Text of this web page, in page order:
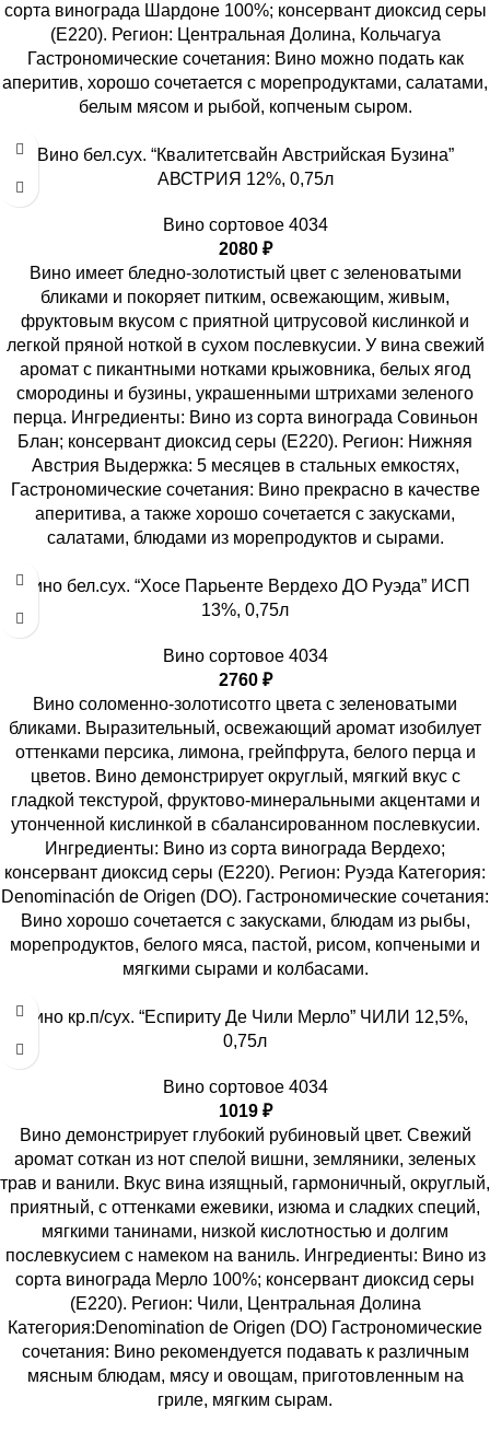
сорта винограда Шардоне 100%; консервант диоксид серы
(Е220). Регион: Центральная Долина, Кольчагуа
Гастрономические сочетания: Вино можно подать как
аперитив, хорошо сочетается с морепродуктами, салатами,
белым мясом и рыбой, копченым сыром.
Вино бел.сух. “Квалитетсвайн Австрийская Бузина”
АВСТРИЯ 12%, 0,75л
Вино сортовое 4034
2080 ₽
Вино имеет бледно-золотистый цвет с зеленоватыми
бликами и покоряет питким, освежающим, живым,
фруктовым вкусом с приятной цитрусовой кислинкой и
легкой пряной ноткой в сухом послевкусии. У вина свежий
аромат с пикантными нотками крыжовника, белых ягод
смородины и бузины, украшенными штрихами зеленого
перца. Ингредиенты: Вино из сорта винограда Совиньон
Блан; консервант диоксид серы (Е220). Регион: Нижняя
Австрия Выдержка: 5 месяцев в стальных емкостях,
Гастрономические сочетания: Вино прекрасно в качестве
аперитива, а также хорошо сочетается с закусками,
салатами, блюдами из морепродуктов и сырами.
Вино бел.сух. “Хосе Парьенте Вердехо ДО Руэда” ИСП
13%, 0,75л
Вино сортовое 4034
2760 ₽
Вино соломенно-золотисотго цвета с зеленоватыми
бликами. Выразительный, освежающий аромат изобилует
оттенками персика, лимона, грейпфрута, белого перца и
цветов. Вино демонстрирует округлый, мягкий вкус с
гладкой текстурой, фруктово-минеральными акцентами и
утонченной кислинкой в сбалансированном послевкусии.
Ингредиенты: Вино из сорта винограда Вердехо;
консервант диоксид серы (Е220). Регион: Руэда Категория:
Denominación de Origen (DO). Гастрономические сочетания:
Вино хорошо сочетается с закусками, блюдам из рыбы,
морепродуктов, белого мяса, пастой, рисом, копчеными и
мягкими сырами и колбасами.
Вино кр.п/сух. “Еспириту Де Чили Мерло” ЧИЛИ 12,5%,
0,75л
Вино сортовое 4034
1019 ₽
Вино демонстрирует глубокий рубиновый цвет. Свежий
аромат соткан из нот спелой вишни, земляники, зеленых
трав и ванили. Вкус вина изящный, гармоничный, округлый,
приятный, с оттенками ежевики, изюма и сладких специй,
мягкими танинами, низкой кислотностью и долгим
послевкусием с намеком на ваниль. Ингредиенты: Вино из
сорта винограда Мерло 100%; консервант диоксид серы
(Е220). Регион: Чили, Центральная Долина
Категория:Denomination de Origen (DO) Гастрономические
сочетания: Вино рекомендуется подавать к различным
мясным блюдам, мясу и овощам, приготовленным на
гриле, мягким сырам.